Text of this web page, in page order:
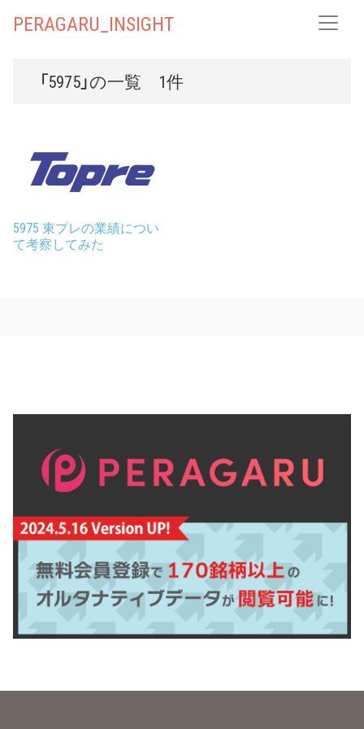
PERAGARU_INSIGHT
「5975」の一覧 1件
5975 東プレの業績につい
て考察してみた